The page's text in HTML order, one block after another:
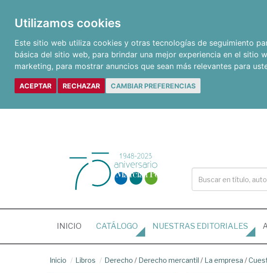
Utilizamos cookies
Este sitio web utiliza cookies y otras tecnologías de seguimiento
básica del sitio web, para brindar una mejor experiencia en el sitio
marketing, para mostrar anuncios que sean más relevantes para
ACEPTAR RECHAZAR CAMBIAR PREFERENCIAS
INICIO (CURRENT)
CATÁLOGO NUESTRAS EDITORIALES
Inicio Libros Derecho / Derecho mercantil / La empresa /